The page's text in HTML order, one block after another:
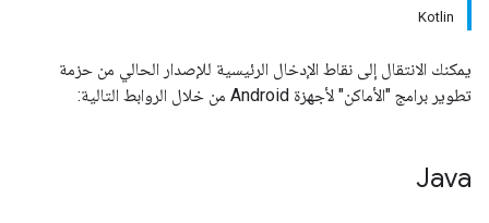
Kotlin
يمكنك الانتقال إلى نقاط الإدخال الرئيسية للإصدار الحالي من حزمة
تطوير برامج "الأماكن" لأجهزة Android من خلال الروابط التالية:
Java